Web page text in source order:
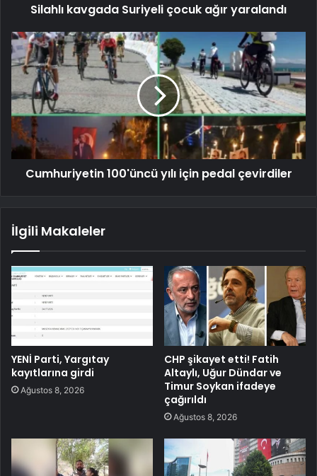
Silahlı kavgada Suriyeli çocuk ağır yaralandı
Cumhuriyetin 100'üncü yılı için pedal çevirdiler
İlgili Makaleler
YENİ Parti, Yargıtay
kayıtlarına girdi
Ağustos 8, 2026
CHP şikayet etti! Fatih
Altaylı, Uğur Dündar ve
Timur Soykan ifadeye
çağırıldı
Ağustos 8, 2026